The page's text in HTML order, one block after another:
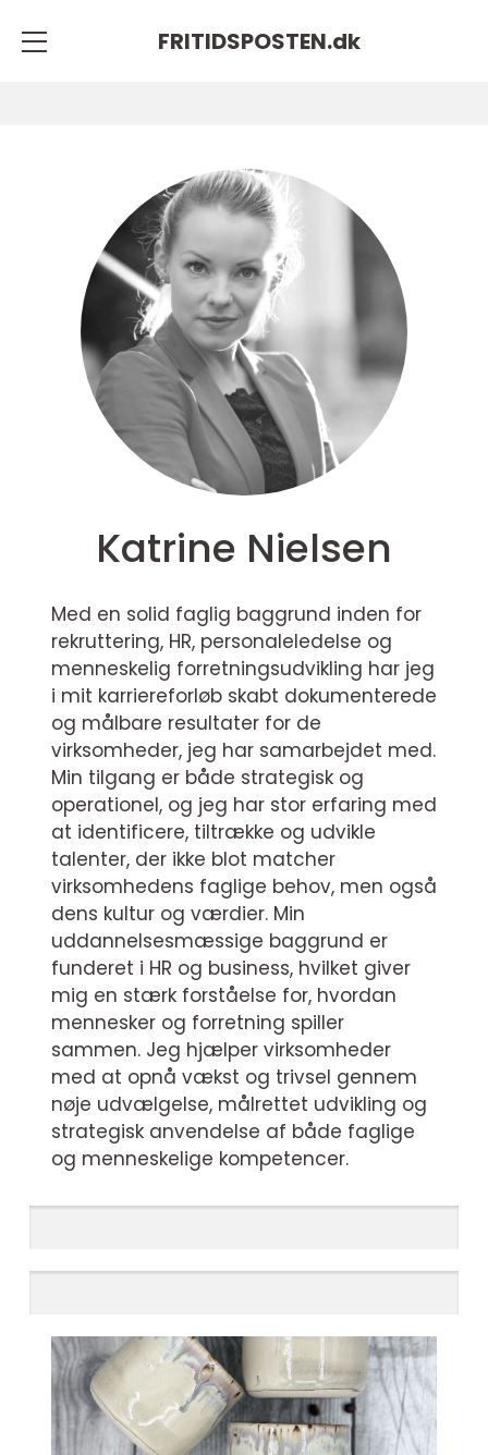
FRITIDSPOSTEN.dk
Katrine Nielsen
Med en solid faglig baggrund inden for
rekruttering, HR, personaleledelse og
menneskelig forretningsudvikling har jeg
i mit karriereforløb skabt dokumenterede
og målbare resultater for de
virksomheder, jeg har samarbejdet med.
Min tilgang er både strategisk og
operationel, og jeg har stor erfaring med
at identificere, tiltrække og udvikle
talenter, der ikke blot matcher
virksomhedens faglige behov, men også
dens kultur og værdier. Min
uddannelsesmæssige baggrund er
funderet i HR og business, hvilket giver
mig en stærk forståelse for, hvordan
mennesker og forretning spiller
sammen. Jeg hjælper virksomheder
med at opnå vækst og trivsel gennem
nøje udvælgelse, målrettet udvikling og
strategisk anvendelse af både faglige
og menneskelige kompetencer.